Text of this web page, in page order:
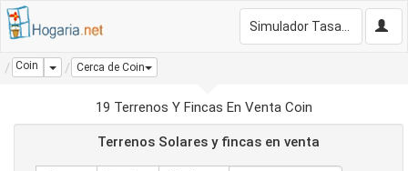
Coin Dropdown
Cerca de Coin
19 Terrenos Y Fincas En Venta Coin
Terrenos Solares y fincas en venta